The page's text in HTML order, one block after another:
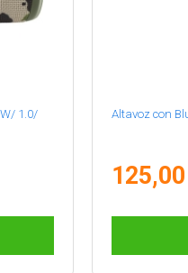
1.0/
Altavoz con